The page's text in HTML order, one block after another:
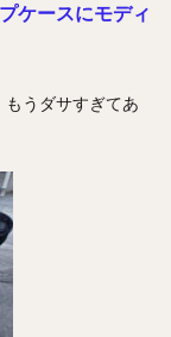
ケースにモディ
うダサすぎてあ